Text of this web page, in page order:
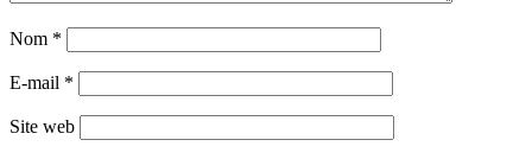
Nom *
E-mail *
Site web